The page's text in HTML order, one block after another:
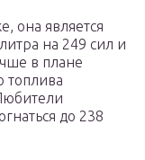
она является
на 249 сил и
в плане
топлива
до 238